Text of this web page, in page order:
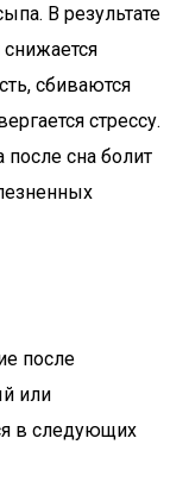
В результате
сбиваются
стрессу.
сна болит
после
или
в следующих